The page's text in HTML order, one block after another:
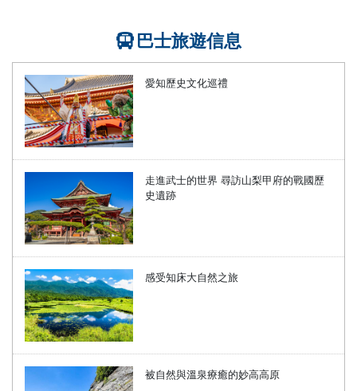
巴士旅遊信息
愛知歷史文化巡禮
走進武士的世界 尋訪山梨甲府的戰國歷
史遺跡
感受知床大自然之旅
被自然與溫泉療癒的妙高高原